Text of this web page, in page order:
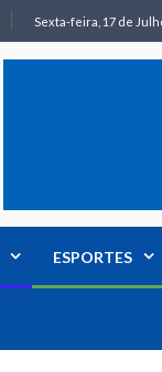
Sexta-feira, 17 de
ESPORTES